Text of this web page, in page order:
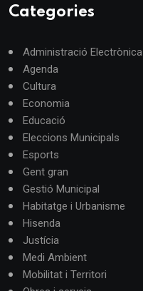
Categories
Administració Electrònica
Agenda
Cultura
Economia
Educació
Eleccions Municipals
Esports
Gent gran
Gestió Municipal
Habitatge i Urbanisme
Hisenda
Justícia
Medi Ambient
Mobilitat i Territori